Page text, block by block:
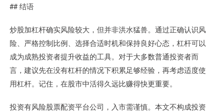
## 结语
炒股加杠杆确实风险较大，但并非洪水猛兽。通过正确认识风
险、严格控制比例、选择合适时机和保持良好心态，杠杆可以
成为成熟投资者提升收益的工具。对于大多数普通投资者而
言，建议先在没有杠杆的情况下积累足够经验，再考虑适度使
用杠杆。记住，在股市中活得久远比赚得快更重要。
投资有风险股票配资平台公司，入市需谨慎。本文不构成投资